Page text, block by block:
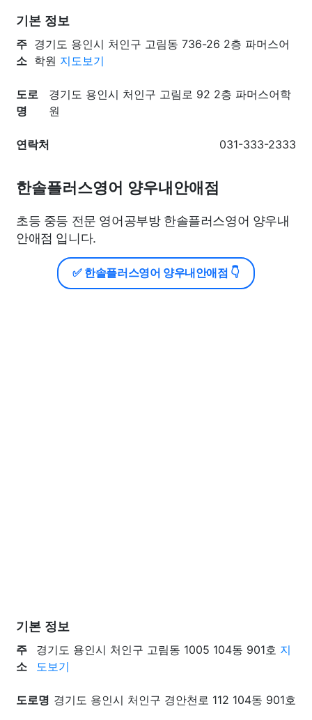
기본 정보
주
소
경기도 용인시 처인구 고림동 736-26 2층 파머스어
학원 지도보기
도로
명
경기도 용인시 처인구 고림로 92 2층 파머스어학
원
연락처 031-333-2333
한솔플러스영어 양우내안애점
초등 중등 전문 영어공부방 한솔플러스영어 양우내
안애점 입니다.
✅ 한솔플러스영어 양우내안애점 👇
기본 정보
주
소
경기도 용인시 처인구 고림동 1005 104동 901호 지
도보기
도로명 경기도 용인시 처인구 경안천로 112 104동 901호